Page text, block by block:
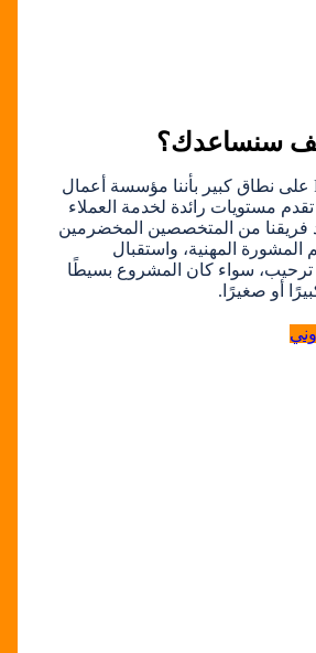
سنساعدك؟
نشتهر في Fibron على نطاق كبير بأننا مؤسسة أعمال
مستويات رائدة لخدمة العملاء
فريقنا من المتخصصين المخضرمين
المشورة المهنية، واستقبال
ترحيب، سواء كان المشروع بسيطًا
أو صغيرًا.